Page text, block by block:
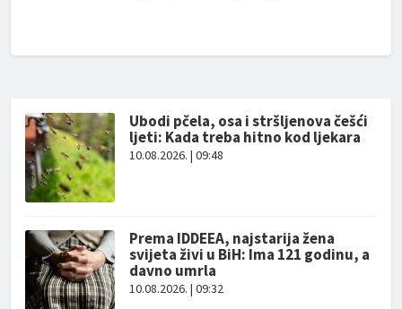
Ubodi pčela, osa i stršljenova češći
ljeti: Kada treba hitno kod ljekara
10.08.2026. | 09:48
Prema IDDEEA, najstarija žena
svijeta živi u BiH: Ima 121 godinu, a
davno umrla
10.08.2026. | 09:32